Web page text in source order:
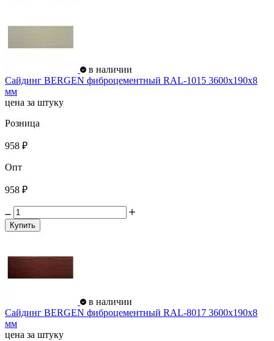
в наличии
Сайдинг BERGEN фиброцементный RAL-1015 3600х190х8
мм
цена за штуку
Розница
958 ₽
Опт
958 ₽
Купить
в наличии
Сайдинг BERGEN фиброцементный RAL-8017 3600х190х8
мм
цена за штуку